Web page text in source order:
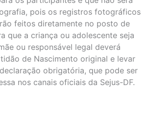
pois os registros fotográficos
feitos diretamente no posto de
que a criança ou adolescente seja
ou responsável legal deverá
de Nascimento original e levar
obrigatória, que pode ser
nos canais oficiais da Sejus-DF.